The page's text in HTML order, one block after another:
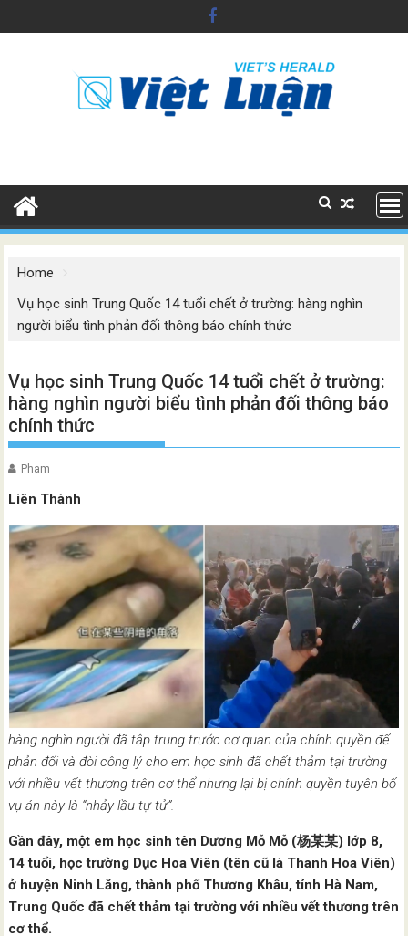
to
Home
Vụ học sinh Trung Quốc 14 tuổi chết ở trường: hàng nghìn
người biểu tình phản đối thông báo chính thức
Vụ học sinh Trung Quốc 14 tuổi chết ở trường:
hàng nghìn người biểu tình phản đối thông báo
chính thức
Pham
Liên Thành
hàng nghìn người đã tập trung trước cơ quan của chính quyền để
phản đối và đòi công lý cho em học sinh đã chết thảm tại trường
với nhiều vết thương trên cơ thể nhưng lại bị chính quyền tuyên bố
vụ án này là “nhảy lầu tự tử”.
Gần đây, một em học sinh tên Dương Mỗ Mỗ (杨某某) lớp 8,
14 tuổi, học trường Dục Hoa Viên (tên cũ là Thanh Hoa Viên)
ở huyện Ninh Lăng, thành phố Thương Khâu, tỉnh Hà Nam,
Trung Quốc đã chết thảm tại trường với nhiều vết thương trên
cơ thể.